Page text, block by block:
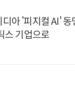
아 '피지컬 AI' 동
스 기업으로